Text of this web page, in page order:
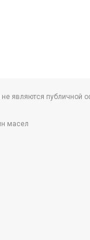
являются публичной
масел